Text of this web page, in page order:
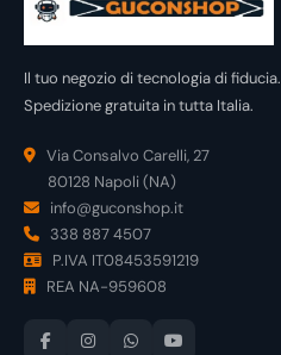
Il tuo negozio di tecnologia di fiducia.
Spedizione gratuita in tutta Italia.
Via Consalvo Carelli, 27
80128 Napoli (NA)
info@guconshop.it
338 887 4507
P.IVA IT08453591219
REA NA-959608